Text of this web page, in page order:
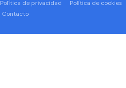
Política de privacidad
Política de cookies
Contacto